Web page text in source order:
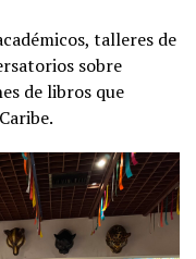
talleres de
sobre
de libros que